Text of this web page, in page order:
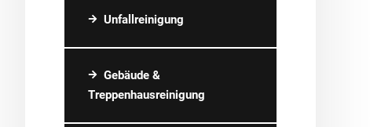
Unfallreinigung
Gebäude &
Treppenhausreinigung